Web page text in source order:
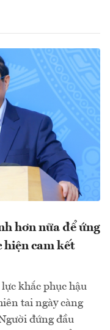
hơn nữa để ứng
hiện cam kết
khắc phục hậu
tai ngày càng
đứng đầu